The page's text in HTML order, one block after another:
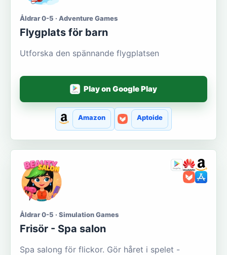
Åldrar 0-5 · Adventure Games
Flygplats för barn
Utforska den spännande flygplatsen
Play on Google Play
Amazon Aptoide
Åldrar 0-5 · Simulation Games
Frisör - Spa salon
Spa salong för flickor. Gör håret i spelet -